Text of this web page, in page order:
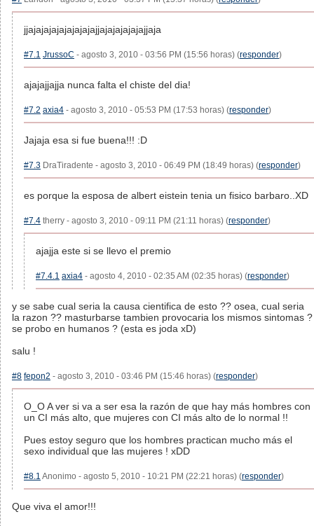
jjajajajajajajajajajjajajajajajajjaja
#7.1 JrussoC - agosto 3, 2010 - 03:56 PM (15:56 horas) (responder)
ajajajjajja nunca falta el chiste del dia!
#7.2 axia4 - agosto 3, 2010 - 05:53 PM (17:53 horas) (responder)
Jajaja esa si fue buena!!! :D
#7.3 DraTiradente - agosto 3, 2010 - 06:49 PM (18:49 horas) (responder)
es porque la esposa de albert eistein tenia un fisico barbaro..XD
#7.4 therry - agosto 3, 2010 - 09:11 PM (21:11 horas) (responder)
ajajja este si se llevo el premio
#7.4.1 axia4 - agosto 4, 2010 - 02:35 AM (02:35 horas) (responder)
y se sabe cual seria la causa cientifica de esto ?? osea, cual seria
la razon ?? masturbarse tambien provocaria los mismos sintomas ?
se probo en humanos ? (esta es joda xD)
salu !
#8 fepon2 - agosto 3, 2010 - 03:46 PM (15:46 horas) (responder)
O_O A ver si va a ser esa la razón de que hay más hombres con
un CI más alto, que mujeres con CI más alto de lo normal !!
Pues estoy seguro que los hombres practican mucho más el
sexo individual que las mujeres ! xDD
#8.1 Anonimo - agosto 5, 2010 - 10:21 PM (22:21 horas) (responder)
Que viva el amor!!!